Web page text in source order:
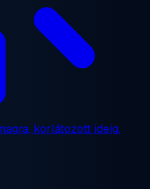
korlátozott ideig.